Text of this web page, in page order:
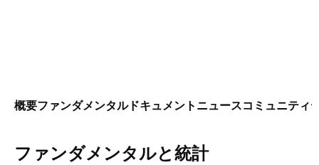
概要ファンダメンタルドキュメント ニュースコミュニティ
ファンダメンタルと統計